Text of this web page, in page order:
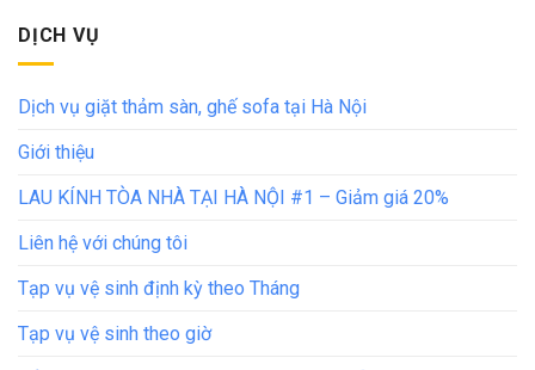
DỊCH VỤ
Dịch vụ giặt thảm sàn, ghế sofa tại Hà Nội
Giới thiệu
LAU KÍNH TÒA NHÀ TẠI HÀ NỘI #1 – Giảm giá 20%
Liên hệ với chúng tôi
Tạp vụ vệ sinh định kỳ theo Tháng
Tạp vụ vệ sinh theo giờ